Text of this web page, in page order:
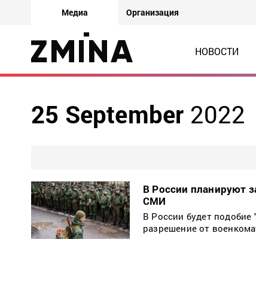
Медиа Организация
НОВОСТИ
25 September 2022
В России планируют
СМИ
В России будет
разрешение от